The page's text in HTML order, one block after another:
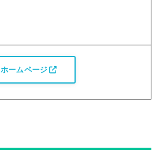
ホームページ